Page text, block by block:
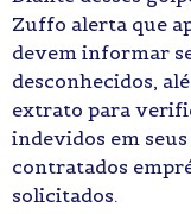
Zuffo alerta que
devem informar
desconhecidos,
extrato para
indevidos em
contratados
solicitados.